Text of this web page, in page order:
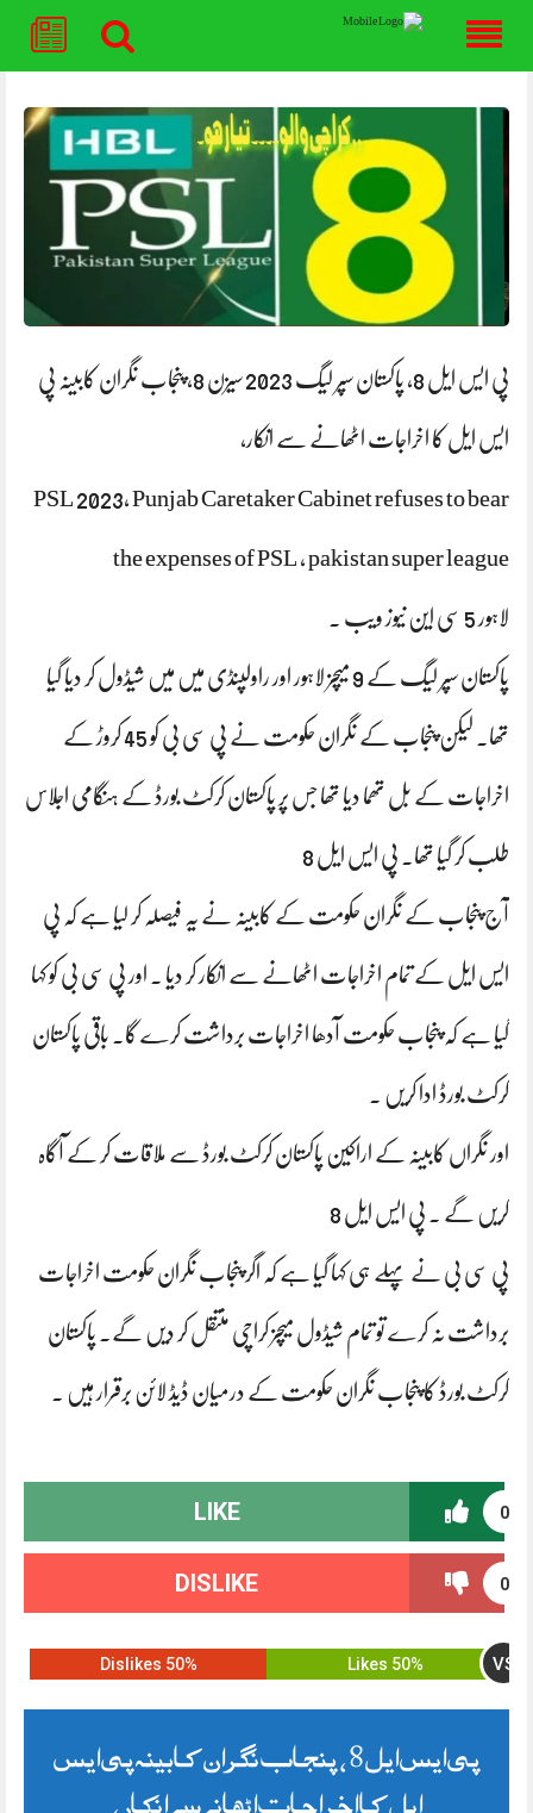
content
پی ایس ایل 8، پاکستان سپر لیگ 2023 سیزن 8، پنجاب نگران کابینہ پی
ایس ایل کا اخراجات اٹھانے سے انکار،
PSL 2023, Punjab Caretaker Cabinet refuses to bear
the expenses of PSL ، pakistan super league
لاہور 5 سی این نیوز ویب ۔
پاکستان سپر لیگ کے 9 میچز لاہور اور راولپنڈی میں میں شیڈول کر دیا گیا
تھا۔ لیکن پنجاب کے نگران حکومت نے پی سی بی کو 45 کروڑ کے
اخراجات کے بل تھما دیا تھا جس پر پاکستان کرکٹ بورڈ کے ہنگامی اجلاس
طلب کر گیا تھا۔ پی ایس ایل 8
آج پنجاب کے نگران حکومت کے کابینہ نے یہ فیصلہ کر لیا ہے کہ پی
ایس ایل کے تمام اخراجات اٹھانے سے انکار کر دیا ۔ اور پی سی بی کو کہا
گیا ہے کہ پنجاب حکومت آدھا اخراجات برداشت کرے گا۔ باقی پاکستان
کرکٹ بورڈ ادا کریں ۔
اور نگراں کابینہ کے اراکین پاکستان کرکٹ بورڈ سے ملاقات کر کے آگاہ
کریں گے ۔ پی ایس ایل 8
پی سی بی نے پہلے ہی کہا گیا ہے کہ اگر پنجاب نگران حکومت اخراجات
برداشت نہ کرے تو تمام شیڈول میچز کراچی منتقل کر دیں گے۔ پاکستان
کرکٹ بورڈ کا پنجاب نگران حکومت کے درمیان ڈیڈ لائن برقرار ہیں ۔
0
LIKE
0
DISLIKE
50% Likes VS
50% Dislikes
پی ایس ایل 8 ، پنجاب نگران کابینہ پی ایس
ایل کا اخراجات اٹھانے سے انکار،